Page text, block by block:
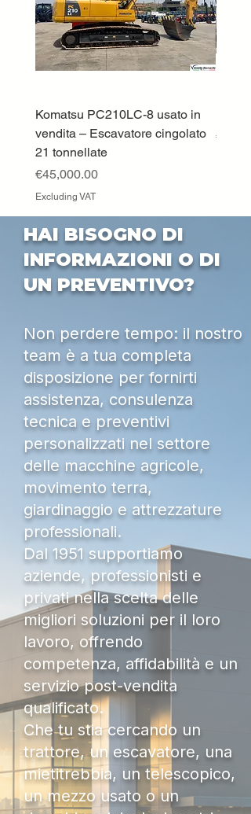
Komatsu PC210LC-8 usato in
vendita – Escavatore cingolato
21 tonnellate
Price
€45,000.00
Excluding VAT
Price
HAI BISOGNO DI
INFORMAZIONI O DI
UN PREVENTIVO?
Non perdere tempo: il nostro
team è a tua completa
disposizione per fornirti
assistenza, consulenza
tecnica e preventivi
personalizzati nel settore
delle macchine agricole,
movimento terra,
giardinaggio e attrezzature
professionali.
Dal 1951 supportiamo
aziende, professionisti e
privati nella scelta delle
migliori soluzioni per il loro
lavoro, offrendo
competenza, affidabilità e un
servizio post-vendita
qualificato.
Che tu stia cercando un
trattore, un escavatore, una
mietitrebbia, un telescopico,
un mezzo usato o un